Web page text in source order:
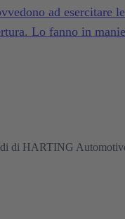
ad esercitare
Lo fanno in
di HARTING